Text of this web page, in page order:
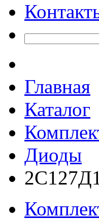
Главная
Каталог
Диоды